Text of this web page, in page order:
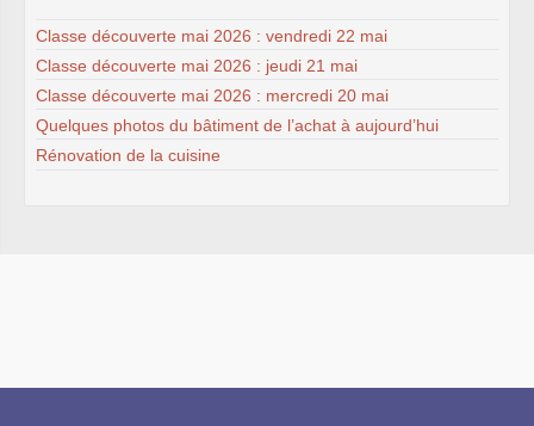
Classe découverte mai 2026 : vendredi 22 mai
Classe découverte mai 2026 : jeudi 21 mai
Classe découverte mai 2026 : mercredi 20 mai
Quelques photos du bâtiment de l’achat à aujourd’hui
Rénovation de la cuisine